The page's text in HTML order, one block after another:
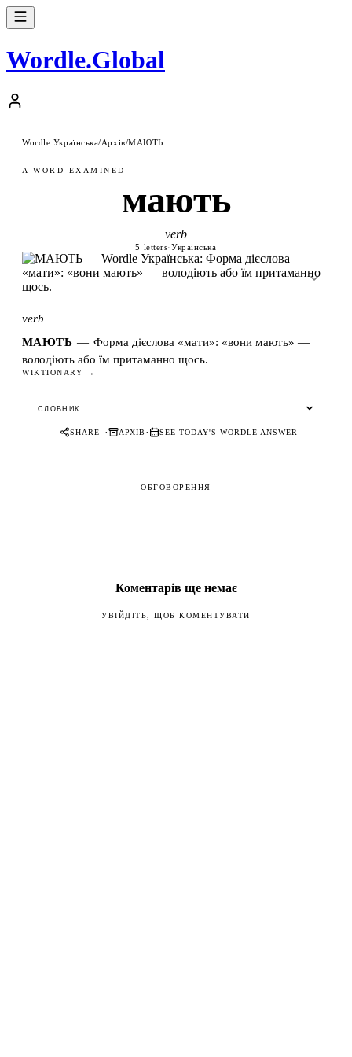
Wordle.Global
Wordle Українська/Архів/МАЮТЬ
A WORD EXAMINED
мають
verb
5 letters·Українська
verb
МАЮТЬ — Форма дієслова «мати»: «вони мають» —
володіють або їм притаманно щось.
WIKTIONARY →
СЛОВНИК
SHARE · АРХІВ· SEE TODAY'S WORDLE ANSWER
ОБГОВОРЕННЯ
Коментарів ще немає
УВІЙДІТЬ, ЩОБ КОМЕНТУВАТИ